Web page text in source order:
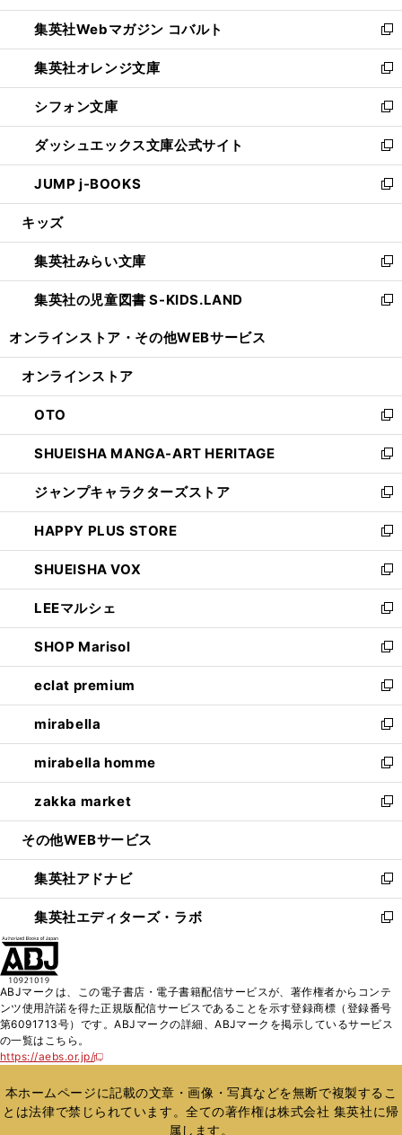
開
く
ウ
で
開
く
ン
ド
ウ
で
開
く
ウ
ィ
ン
ド
ウ
で
開
く
集英社Webマガジン コバルト
新
し
い
ウ
ィ
ン
ド
ウ
で
開
集英社オレンジ文庫
新
し
い
ウ
ィ
ン
ド
ウ
開
く
シフォン文庫
新
し
い
ウ
ィ
ン
ウ
で
開
く
ダッシュエックス文庫公式サイト
新
し
い
ウ
ン
ド
ウ
で
JUMP j-BOOKS
新
し
ウ
ィ
ン
ド
開
キッズ
集英社みらい文庫
新
し
い
ン
ウ
で
開
く
集英社の児童図書 S-KIDS.LAND
新
ウ
ン
ド
ウ
で
開
く
オンラインストア・ その他WEBサービス
オンラインストア
OTO
新
し
い
ウ
ィ
ン
ド
ウ
で
開
く
SHUEISHA MANGA-ART HERITAGE
新
し
い
ウ
ィ
ン
ド
ウ
で
開
く
ジャンプキャラクターズストア
新
し
い
ウ
ィ
ン
ド
ウ
で
開
く
HAPPY PLUS STORE
新
し
い
ウ
ィ
ン
ド
ウ
で
開
く
SHUEISHA VOX
新
し
い
ウ
ィ
ン
ド
ウ
で
開
く
LEEマルシェ
新
し
い
ウ
ィ
ン
ド
ウ
で
開
く
SHOP Marisol
新
し
い
ウ
ィ
ン
ド
ウ
で
開
eclat premium
新
し
い
ウ
ィ
ン
ド
ウ
開
く
mirabella
新
し
い
ウ
ィ
ン
ウ
で
開
く
mirabella homme
新
し
い
ウ
ン
ド
ウ
で
zakka market
新
し
ウ
ィ
ン
ド
く
その他WEBサービス
集英社アドナビ
新
し
い
ド
ウ
で
集英社エディターズ・ラボ
新
ィ
ン
ド
開
く
ABJマークは、この電子書店・電子書籍配信サービスが、著作権者からコンテ
ンツ使用許諾を得た正規版配信サービスであることを示す登録商標（登録番号
第6091713号）です。ABJマークの詳細、ABJマークを掲示しているサービス
の一覧はこちら。
https://aebs.or.jp/
新
い
ウ
ィ
本ホームページに記載の文章・画像・写真などを無断で複製するこ
とは法律で禁じられています。全ての著作権は株式会社 集英社に帰
属します。